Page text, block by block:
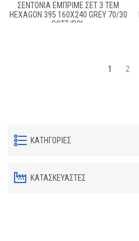
ΣΕΝΤΟΝΙΑ ΕΜΠΡΙΜΕ ΣΕΤ 3 ΤΕΜ
HEXAGON 395 160X240 GREY 70/30
COTT/POL
1 2
ΚΑΤΗΓΟΡΊΕΣ
ΚΑΤΑΣΚΕΥΑΣΤΈΣ